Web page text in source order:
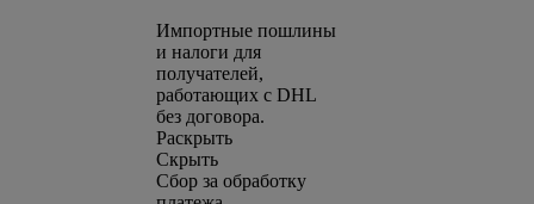
Импортные пошлины
и налоги для
получателей,
работающих с DHL
без договора.
Раскрыть
Скрыть
Сбор за обработку